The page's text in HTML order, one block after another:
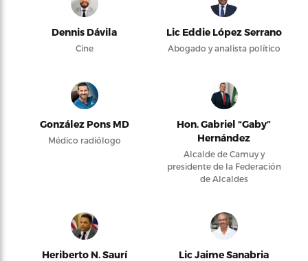
Dennis Dávila
Cine
Lic Eddie López Serrano
Abogado y analista político
González Pons MD
Médico radiólogo
Hon. Gabriel “Gaby”
Hernández
Alcalde de Camuy y
presidente de la Federación
de Alcaldes
Heriberto N. Saurí Lic Jaime Sanabria